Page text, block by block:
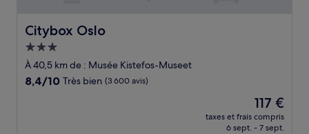
Citybox Oslo
Citybox Oslo
Hébergement
3.0 étoiles
À 40,5 km de : Musée Kistefos-Museet
8.4
8,4/10 Très bien (3 600 avis)
Le
nouveau
prix
117 €
taxes et frais compris
6 sept. - 7 sept.